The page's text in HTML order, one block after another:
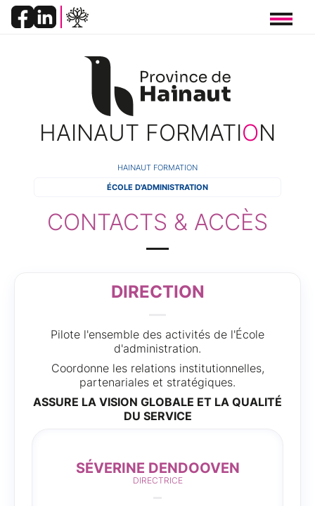
Panneau de gestion des cookies
HAINAUT FORMATION
D'ARIANE
HAINAUT FORMATION
ÉCOLE D'ADMINISTRATION
CONTACTS & ACCÈS
DIRECTION
Pilote l'ensemble des activités de l'École
d'administration.
Coordonne les relations institutionnelles,
partenariales et stratégiques.
ASSURE LA VISION GLOBALE ET LA QUALITÉ
DU SERVICE
SÉVERINE DENDOOVEN
DIRECTRICE